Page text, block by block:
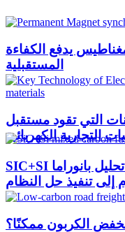
يدفع الكفاءة
المستقبلية
التي تقود مستقبل
التجارية الكهربائية
SIC+SI مختلط اندماج الكربون العاكس · تحليل بانوراما
إلى تنفيذ حل النظام
الكربون ممكنًا؟